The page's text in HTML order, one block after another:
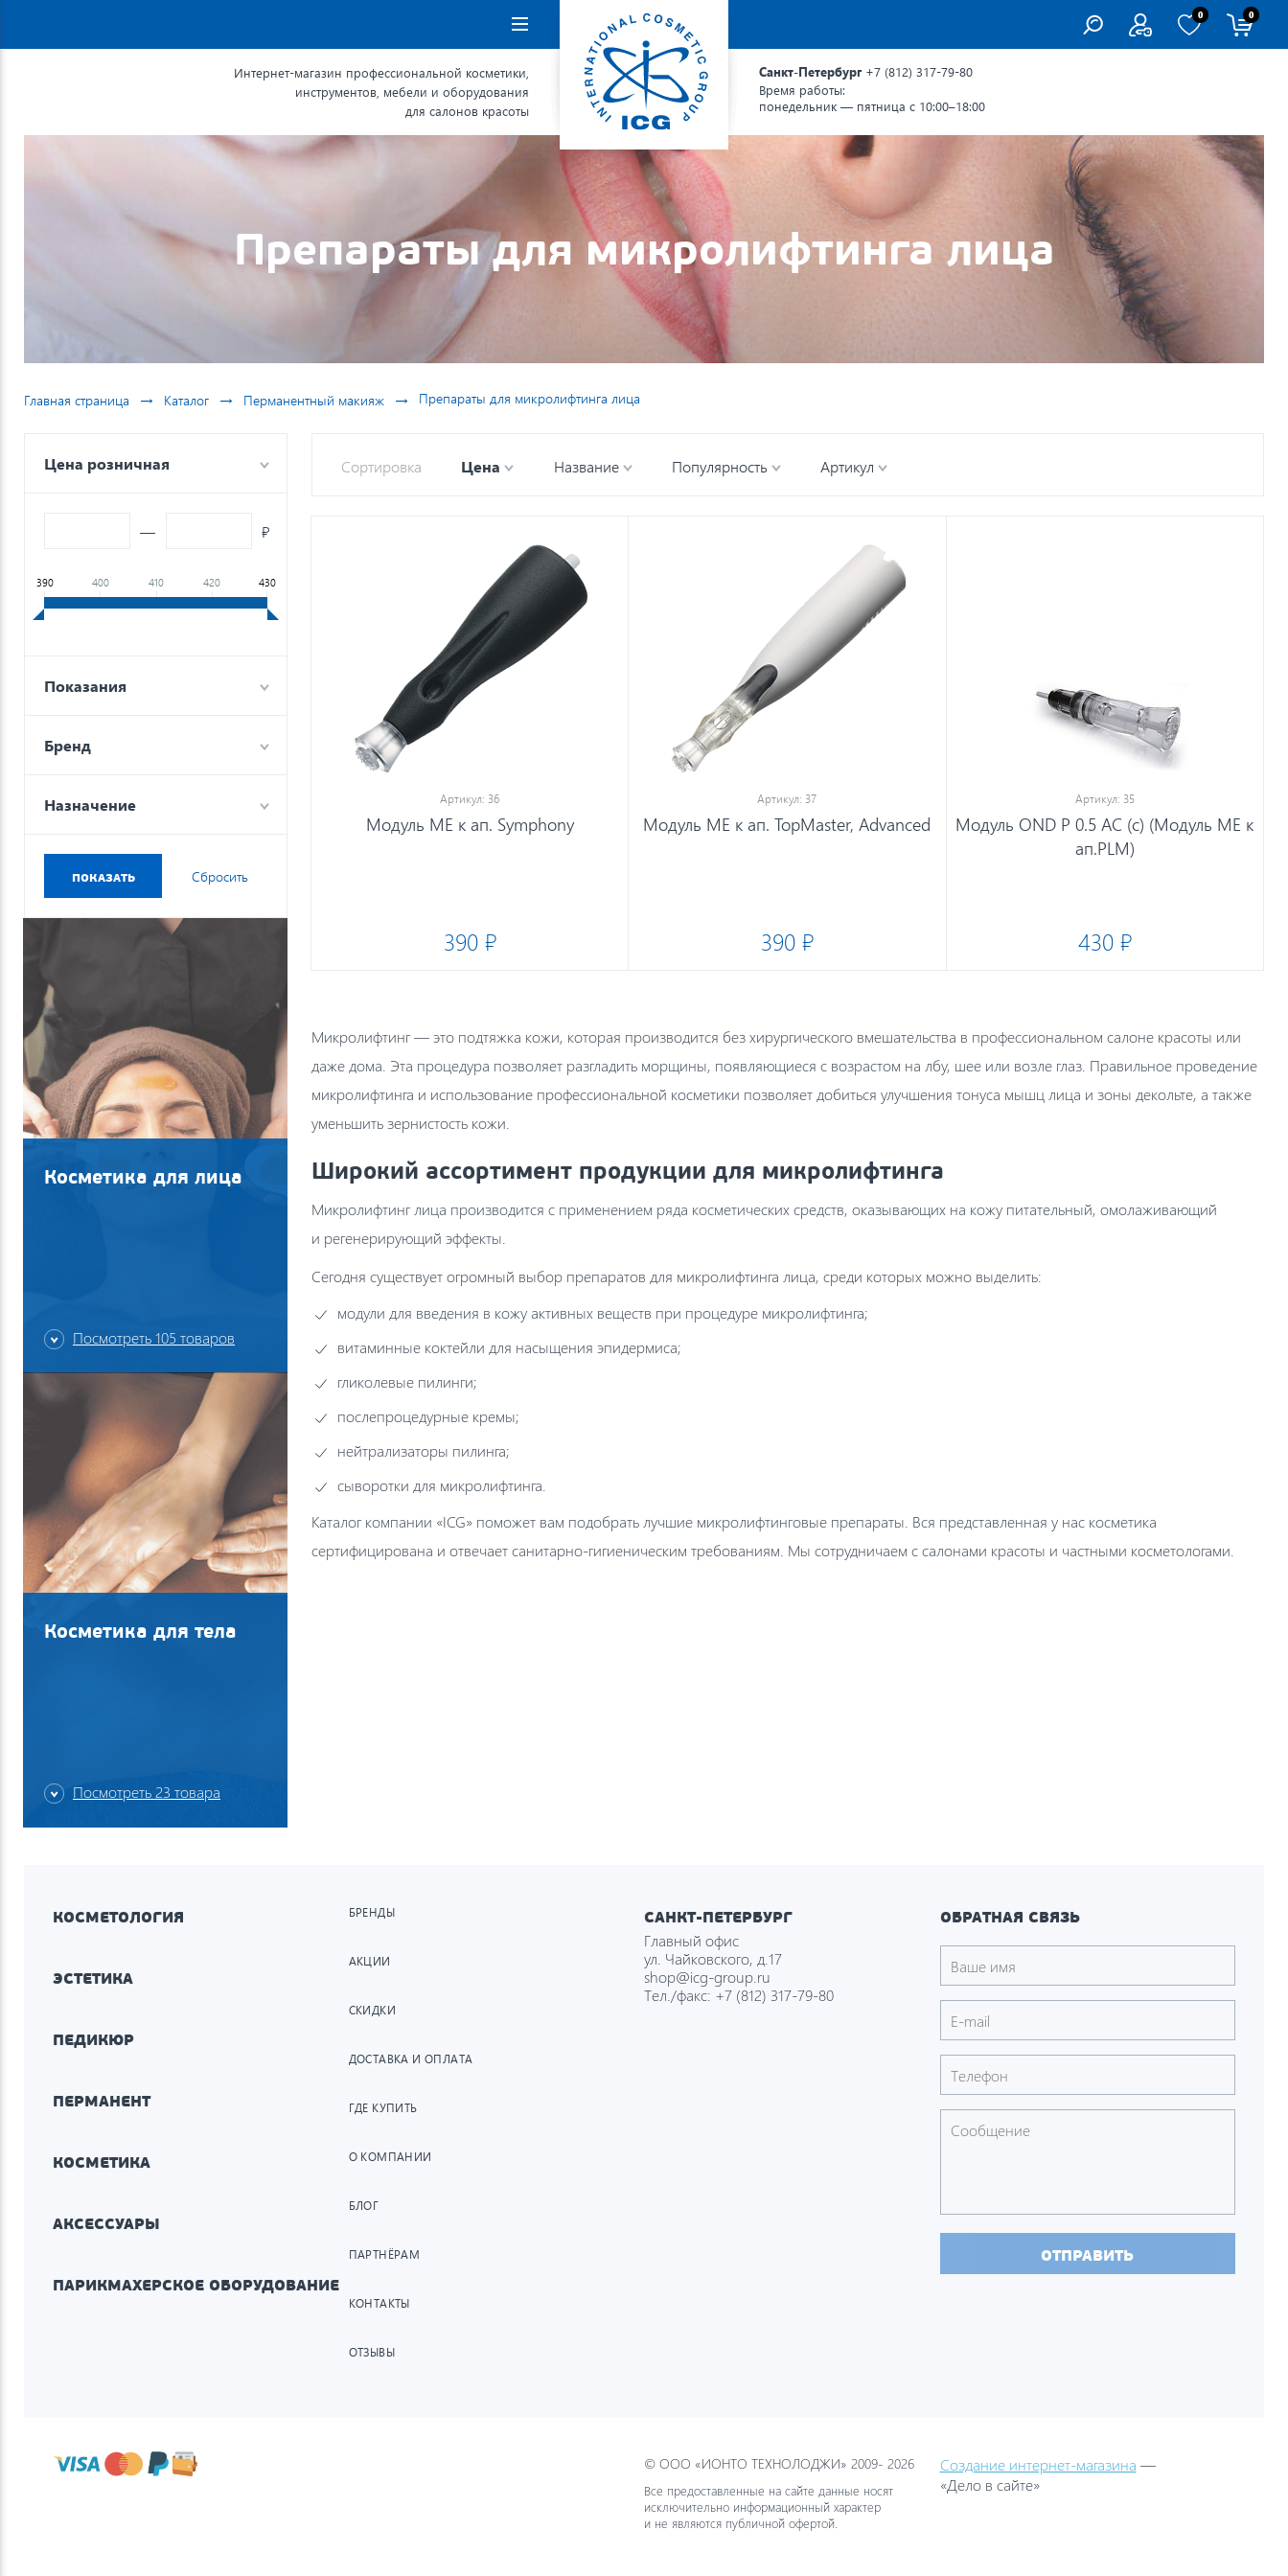
Навигация
0 0
Интернет-магазин профессиональной косметики,
инструментов, мебели и оборудования
для салонов красоты
Санкт-Петербург +7 (812) 317-79-80
Время работы:
понедельник — пятница с 10:00–18:00
Препараты для микролифтинга лица
Главная страница → Каталог → Перманентный макияж → Препараты для микролифтинга лица
Цена розничная
— ₽
390 400 410 420 430
Показания
Бренд
Назначение
Косметика для лица
Посмотреть 105 товаров
Косметика для тела
Посмотреть 23 товара
Сортировка Цена Название Популярность Артикул
Артикул: 36
Модуль МЕ к ап. Symphony
390 ₽
Артикул: 37
Модуль ME к ап. TopMaster, Advanced
390 ₽
Артикул: 35
Модуль OND P 0.5 AC (c) (Модуль МЕ к
ап.PLM)
430 ₽
Микролифтинг — это подтяжка кожи, которая производится без хирургического вмешательства в профессиональном салоне красоты или
даже дома. Эта процедура позволяет разгладить морщины, появляющиеся с возрастом на лбу, шее или возле глаз. Правильное проведение
микролифтинга и использование профессиональной косметики позволяет добиться улучшения тонуса мышц лица и зоны декольте, а также
уменьшить зернистость кожи.
Широкий ассортимент продукции для микролифтинга
Микролифтинг лица производится с применением ряда косметических средств, оказывающих на кожу питательный, омолаживающий
и регенерирующий эффекты.
Сегодня существует огромный выбор препаратов для микролифтинга лица, среди которых можно выделить:
модули для введения в кожу активных веществ при процедуре микролифтинга;
витаминные коктейли для насыщения эпидермиса;
гликолевые пилинги;
послепроцедурные кремы;
нейтрализаторы пилинга;
сыворотки для микролифтинга.
Каталог компании «ICG» поможет вам подобрать лучшие микролифтинговые препараты. Вся представленная у нас косметика
сертифицирована и отвечает санитарно-гигиеническим требованиям. Мы сотрудничаем с салонами красоты и частными косметологами.
КОСМЕТОЛОГИЯ
ЭСТЕТИКА
ПЕДИКЮР
ПЕРМАНЕНТ
КОСМЕТИКА
АКСЕССУАРЫ
ПАРИКМАХЕРСКОЕ ОБОРУДОВАНИЕ
БРЕНДЫ
АКЦИИ
СКИДКИ
ДОСТАВКА И ОПЛАТА
ГДЕ КУПИТЬ
О КОМПАНИИ
БЛОГ
ПАРТНЁРАМ
КОНТАКТЫ
ОТЗЫВЫ
САНКТ-ПЕТЕРБУРГ
Главный офис
ул. Чайковского, д.17
shop@icg-group.ru
Тел./факс: +7 (812) 317-79-80
ОБРАТНАЯ СВЯЗЬ
ОТПРАВИТЬ
© ООО «ИОНТО ТЕХНОЛОДЖИ» 2009- 2026
Все предоставленные на сайте данные носят
исключительно информационный характер
и не являются публичной офертой.
Создание интернет-магазина —
«Дело в сайте»